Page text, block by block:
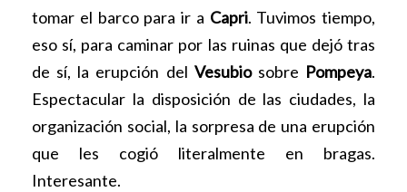
tomar el barco para ir a Capri. Tuvimos tiempo,
eso sí, para caminar por las ruinas que dejó tras
de sí, la erupción del Vesubiosobre Pompeya.
Espectacular la disposición de las ciudades, la
organización social, la sorpresa de una erupción
que les cogió literalmente en bragas.
Interesante.